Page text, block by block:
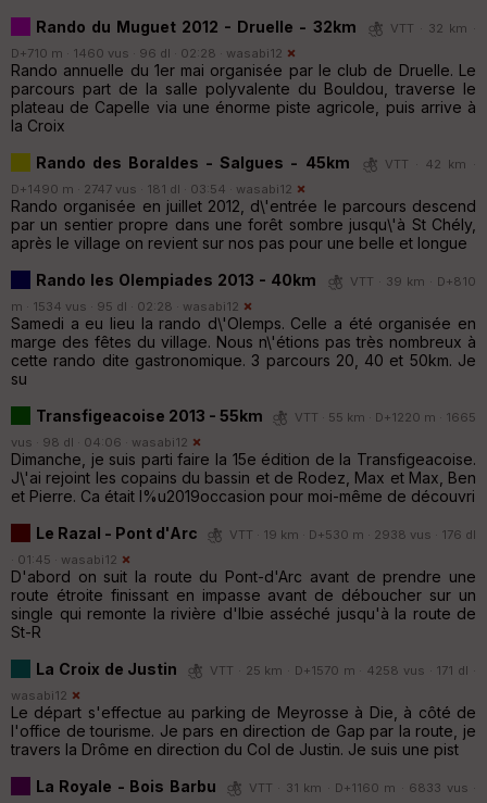
Rando du Muguet 2012 - Druelle - 32km
VTT · 32 km ·
D+710 m · 1460 vus · 96 dl · 02:28 · wasabi12
Rando annuelle du 1er mai organisée par le club de Druelle. Le
parcours part de la salle polyvalente du Bouldou, traverse le
plateau de Capelle via une énorme piste agricole, puis arrive à
la Croix
Rando des Boraldes - Salgues - 45km
VTT · 42 km ·
D+1490 m · 2747 vus · 181 dl · 03:54 · wasabi12
Rando organisée en juillet 2012, d\'entrée le parcours descend
par un sentier propre dans une forêt sombre jusqu\'à St Chély,
après le village on revient sur nos pas pour une belle et longue
Rando les Olempiades 2013 - 40km
VTT · 39 km · D+810
m · 1534 vus · 95 dl · 02:28 · wasabi12
Samedi a eu lieu la rando d\'Olemps. Celle a été organisée en
marge des fêtes du village. Nous n\'étions pas très nombreux à
cette rando dite gastronomique. 3 parcours 20, 40 et 50km. Je
su
Transfigeacoise 2013 - 55km
VTT · 55 km · D+1220 m · 1665
vus · 98 dl · 04:06 · wasabi12
Dimanche, je suis parti faire la 15e édition de la Transfigeacoise.
J\'ai rejoint les copains du bassin et de Rodez, Max et Max, Ben
et Pierre. Ca était l%u2019occasion pour moi-même de découvri
Le Razal - Pont d'Arc
VTT · 19 km · D+530 m · 2938 vus · 176 dl
· 01:45 · wasabi12
D'abord on suit la route du Pont-d'Arc avant de prendre une
route étroite finissant en impasse avant de déboucher sur un
single qui remonte la rivière d'Ibie asséché jusqu'à la route de
St-R
La Croix de Justin
VTT · 25 km · D+1570 m · 4258 vus · 171 dl ·
wasabi12
Le départ s'effectue au parking de Meyrosse à Die, à côté de
l'office de tourisme. Je pars en direction de Gap par la route, je
travers la Drôme en direction du Col de Justin. Je suis une pist
La Royale - Bois Barbu
VTT · 31 km · D+1160 m · 6833 vus ·